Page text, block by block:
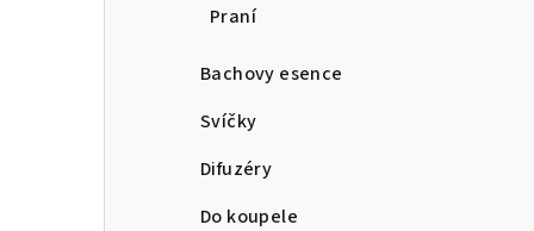
Praní
Bachovy esence
Svíčky
Difuzéry
Do koupele